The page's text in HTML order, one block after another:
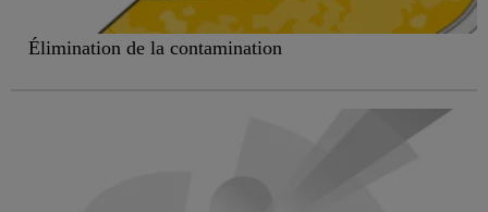
Élimination de la contamination